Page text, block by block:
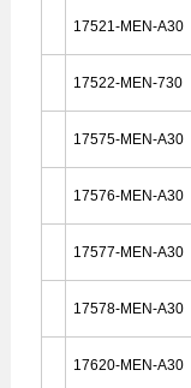
17521-MEN-A30
17522-MEN-730
17575-MEN-A30
17576-MEN-A30
17577-MEN-A30
17578-MEN-A30
17620-MEN-A30